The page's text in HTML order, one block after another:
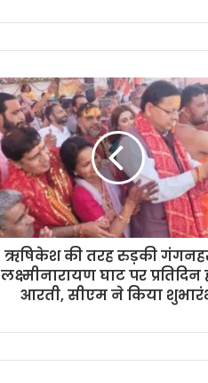
ऋषिकेश की तरह रुड़की
लक्ष्मीनारायण घाट पर प्रतिदिन
आरती, सीएम ने किया